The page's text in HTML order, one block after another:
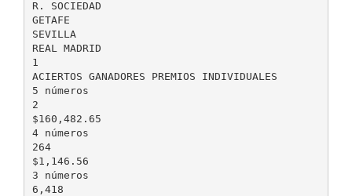
R. SOCIEDAD
GETAFE
SEVILLA
REAL MADRID
1
ACIERTOS GANADORES PREMIOS INDIVIDUALES
5 números
2
$160,482.65
4 números
264
$1,146.56
3 números
6,418